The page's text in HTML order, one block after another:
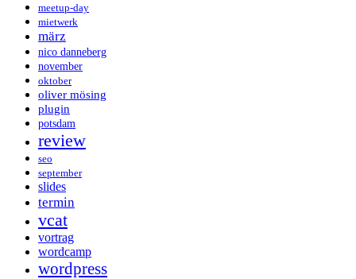
meetup-day
mietwerk
märz
nico danneberg
november
oktober
oliver mösing
plugin
potsdam
review
seo
september
slides
termin
vcat
vortrag
wordcamp
wordpress